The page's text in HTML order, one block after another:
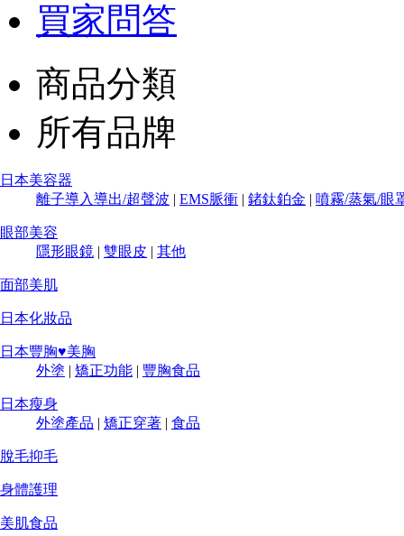
買家問答
商品分類
所有品牌
日本美容器
離子導入導出/超聲波 | EMS脈衝 | 鍺鈦鉑金 | 噴霧/蒸氣/眼
眼部美容
隱形眼鏡 | 雙眼皮 | 其他
面部美肌
日本化妝品
日本豐胸♥美胸
外塗 | 矯正功能 | 豐胸食品
日本瘦身
外塗產品 | 矯正穿著 | 食品
脫毛抑毛
身體護理
美肌食品